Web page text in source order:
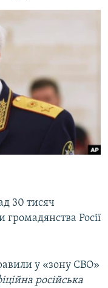
30 тисяч
громадянства Росії
у «зону СВО»
російська